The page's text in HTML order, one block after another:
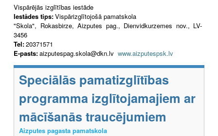
Vispārējās izglītības iestāde
Iestādes tips:Vispārizglītojošā pamatskola
"Skola", Rokasbirze, Aizputes pag., Dienvidkurzemes nov., LV-
3456
Tel:20371571
E-pasts:aizputespag.skola@dkn.lv www.aizputespsk.lv
Speciālās pamatizglītības
programma izglītojamajiem ar
mācīšanās traucējumiem
Aizputes pagasta pamatskola